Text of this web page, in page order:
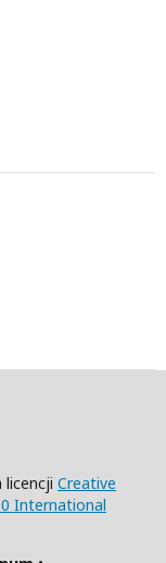
licencji Creative
International